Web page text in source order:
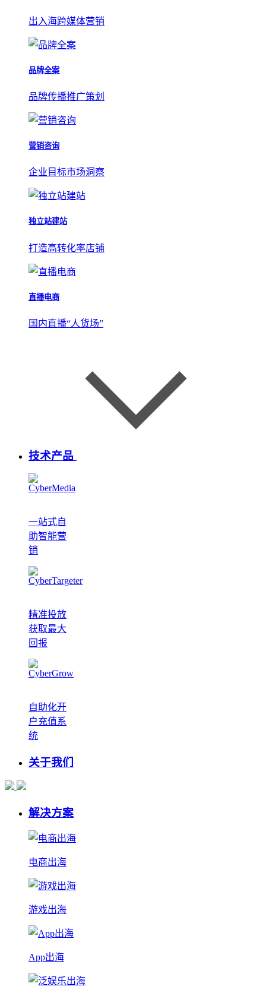
出入海跨媒体营销
品牌全案
品牌传播推广策划
营销咨询
企业目标市场洞察
独立站建站
打造高转化率店铺
直播电商
国内直播“人货场”
技术产品
一站式自
助智能营
销
精准投放
获取最大
回报
自助化开
户充值系
统
关于我们
解决方案
电商出海
游戏出海
App出海